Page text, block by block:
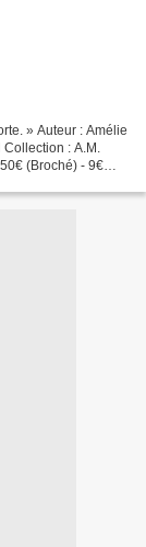
» Auteur : Amélie
: A.M.
(Broché) - 9€